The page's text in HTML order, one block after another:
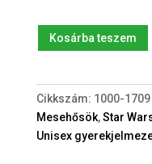
Star
Baby
Yoda
(2-
3év)
Kosárba teszem
Cikkszám: 1000-1709
Mesehősök,Star
Unisex